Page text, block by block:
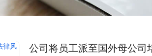
公司将员工派至国外母公司